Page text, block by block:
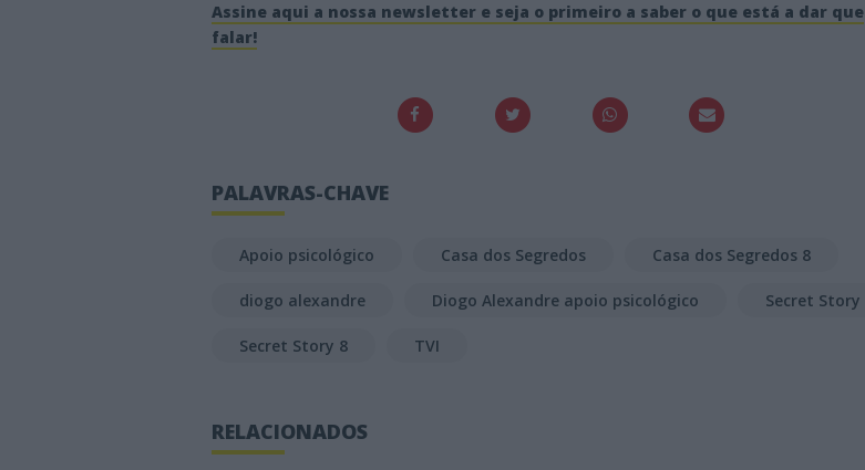
Assine aqui a nossa newsletter e seja o primeiro a saber o que está a dar que
falar!
PALAVRAS-CHAVE
Apoio psicológico Casa dos Segredos Casa dos Segredos 8
diogo alexandre Diogo Alexandre apoio psicológico Secret Story
Secret Story 8 TVI
RELACIONADOS